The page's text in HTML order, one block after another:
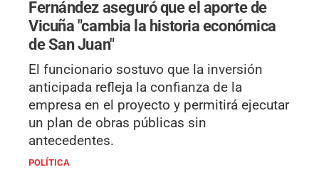
Fernández aseguró que el aporte de
Vicuña "cambia la historia económica
de San Juan"
El funcionario sostuvo que la inversión
anticipada refleja la confianza de la
empresa en el proyecto y permitirá ejecutar
un plan de obras públicas sin
antecedentes.
POLÍTICA